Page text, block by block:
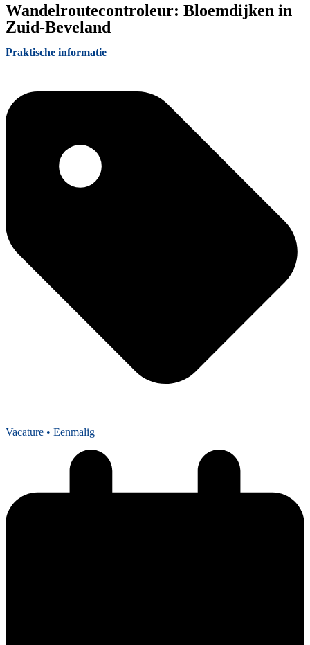
Wandelroutecontroleur: Bloemdijken in
Zuid-Beveland
Praktische informatie
Vacature • Eenmalig